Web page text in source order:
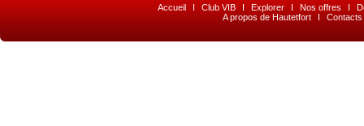
Accueil I Club VIB I Explorer I Nos offres I
A propos de Hautetfort
I Contacts